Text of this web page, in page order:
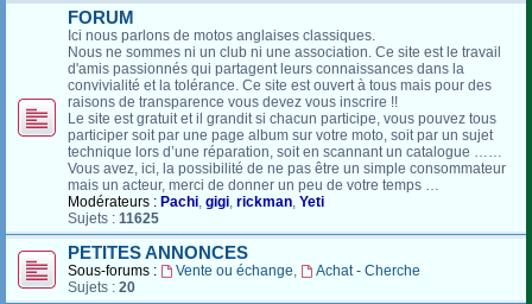
FORUM
Ici nous parlons de motos anglaises classiques.
Nous ne sommes ni un club ni une association. Ce site est le travail
d'amis passionnés qui partagent leurs connaissances dans la
convivialité et la tolérance. Ce site est ouvert à tous mais pour des
raisons de transparence vous devez vous inscrire !!
Le site est gratuit et il grandit si chacun participe, vous pouvez tous
participer soit par une page album sur votre moto, soit par un sujet
technique lors d’une réparation, soit en scannant un catalogue ……
Vous avez, ici, la possibilité de ne pas être un simple consommateur
mais un acteur, merci de donner un peu de votre temps …
Modérateurs : Pachi, gigi, rickman, Yeti
Sujets : 11625
PETITES ANNONCES
Sous-forums : Vente ou échange,
Achat - Cherche
Sujets : 20